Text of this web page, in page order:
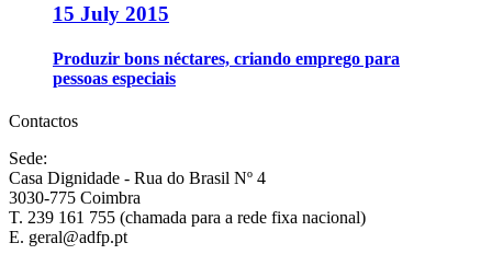
15 July 2015
Produzir bons néctares, criando emprego para
pessoas especiais
Contactos
Sede:
Casa Dignidade - Rua do Brasil Nº 4
3030-775 Coimbra
T. 239 161 755 (chamada para a rede fixa nacional)
E. geral@adfp.pt